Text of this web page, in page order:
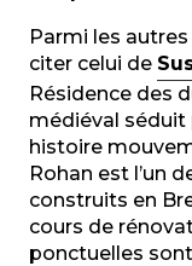
Parmi les
citer celui de
Résidence des
médiéval séduit
histoire
Rohan est l’un
construits en
cours de
ponctuelles